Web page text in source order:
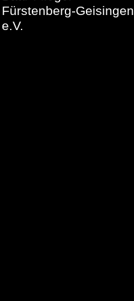
Fürstenberg-Geisingen
e.V.